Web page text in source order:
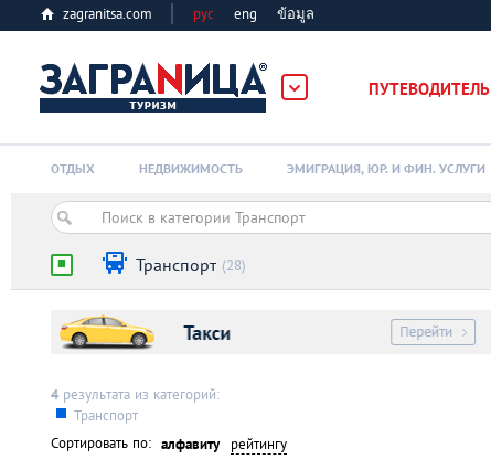
zagranitsa.com рус eng ข้อมูล
ПУТЕВОДИТЕЛЬ
Алматы
Астана
Афины
ОТДЫХ НЕДВИЖИМОСТЬ ЭМИГРАЦИЯ, ЮР. И ФИН. УСЛУГИ
Транспорт (28)
4 результата из категорий:
Транспорт
Сортировать по: алфавиту рейтингу